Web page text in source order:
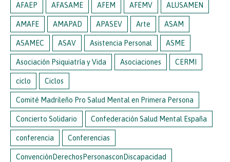
AFAEP AFASAME AFEM AFEMV ALUSAMEN
AMAFE AMAPAD APASEV Arte ASAM
ASAMEC ASAV Asistencia Personal ASME
Asociación Psiquiatría y Vida Asociaciones CERMI
ciclo Ciclos
Comité Madrileño Pro Salud Mental en Primera Persona
Concierto Solidario Confederación Salud Mental España
conferencia Conferencias
ConvenciónDerechosPersonasconDiscapacidad